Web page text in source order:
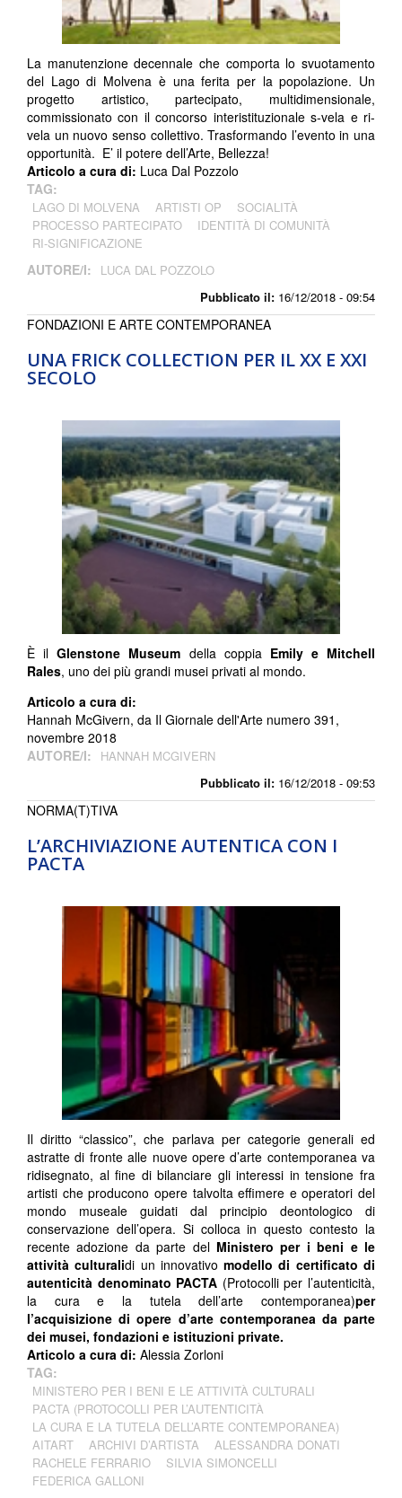
Pubblicato il: 16/12/2018 - 09:54
La manutenzione decennale che comporta lo svuotamento
del Lago di Molvena è una ferita per la popolazione. Un
progetto artistico, partecipato, multidimensionale,
commissionato con il concorso interistituzionale s-vela e ri-
vela un nuovo senso collettivo. Trasformando l’evento in una
opportunità. E’ il potere dell’Arte, Bellezza!
Articolo a cura di: Luca Dal Pozzolo
TAG:
LAGO DI MOLVENA ARTISTI OP
SOCIALITÀ
PROCESSO PARTECIPATO
IDENTITÀ DI COMUNITÀ
RI-SIGNIFICAZIONE
AUTORE/I: LUCA DAL POZZOLO
UNA FRICK COLLECTION PER IL XX E XXI
SECOLO
Pubblicato il: 16/12/2018 - 09:53
FONDAZIONI E ARTE CONTEMPORANEA
È ilGlenstone Museum della coppia Emily e Mitchell
Rales, uno dei più grandi musei privati al mondo.
Articolo a cura di:
Hannah McGivern, da Il Giornale dell'Arte numero 391,
novembre 2018
AUTORE/I:
HANNAH MCGIVERN
L’ARCHIVIAZIONE AUTENTICA CON I
PACTA
NORMA(T)TIVA
Il diritto “classico”, che parlava per categorie generali ed
astratte di fronte alle nuove opere d’arte contemporanea va
ridisegnato, al fine di bilanciare gli interessi in tensione fra
artisti che producono opere talvolta effimere e operatori del
mondo museale guidati dal principio deontologico di
conservazione dell’opera. Si colloca in questo contesto la
recente adozione da parte del Ministero per i beni e le
attività culturalidi un innovativomodello di certificato di
autenticità denominato PACTA (Protocolli per l’autenticità,
la cura e la tutela dell’arte contemporanea)per
l’acquisizione di opere d’arte contemporanea da parte
dei musei, fondazioni e istituzioni private.
Articolo a cura di: Alessia Zorloni
TAG:
MINISTERO PER I BENI E LE ATTIVITÀ CULTURALI
PACTA (PROTOCOLLI PER L’AUTENTICITÀ
LA CURA E LA TUTELA DELL’ARTE CONTEMPORANEA)
AITART
ARCHIVI D’ARTISTA
ALESSANDRA DONATI
RACHELE FERRARIO
SILVIA SIMONCELLI
FEDERICA GALLONI